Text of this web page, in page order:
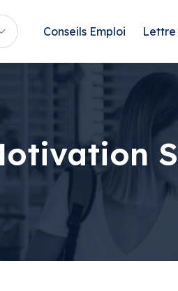
Conseils Emploi